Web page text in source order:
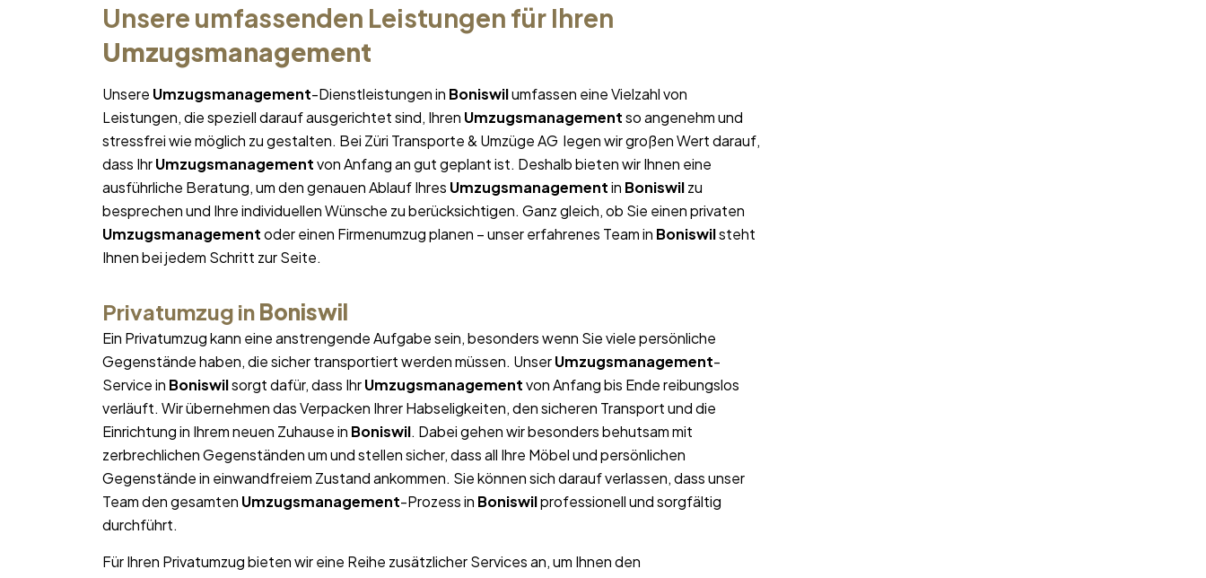
Unsere umfassenden Leistungen für Ihren
Umzugsmanagement
Unsere Umzugsmanagement-Dienstleistungen in Boniswilumfassen eine Vielzahl von
Leistungen, die speziell darauf ausgerichtet sind, Ihren Umzugsmanagementso angenehm und
stressfrei wie möglich zu gestalten. Bei Züri Transporte & Umzüge AG legen wir großen Wert darauf,
dass IhrUmzugsmanagementvon Anfang an gut geplant ist. Deshalb bieten wir Ihnen eine
ausführliche Beratung, um den genauen Ablauf Ihres Umzugsmanagementin Boniswilzu
besprechen und Ihre individuellen Wünsche zu berücksichtigen. Ganz gleich, ob Sie einen privaten
Umzugsmanagementoder einen Firmenumzug planen – unser erfahrenes Team in Boniswilsteht
Ihnen bei jedem Schritt zur Seite.
Privatumzug in Boniswil
Ein Privatumzug kann eine anstrengende Aufgabe sein, besonders wenn Sie viele persönliche
Gegenstände haben, die sicher transportiert werden müssen. UnserUmzugsmanagement-
Service in Boniswilsorgt dafür, dass IhrUmzugsmanagementvon Anfang bis Ende reibungslos
verläuft. Wir übernehmen das Verpacken Ihrer Habseligkeiten, den sicheren Transport und die
Einrichtung in Ihrem neuen Zuhause in Boniswil. Dabei gehen wir besonders behutsam mit
zerbrechlichen Gegenständen um und stellen sicher, dass all Ihre Möbel und persönlichen
Gegenstände in einwandfreiem Zustand ankommen. Sie können sich darauf verlassen, dass unser
Team den gesamten Umzugsmanagement-Prozess in Boniswilprofessionell und sorgfältig
durchführt.
Für Ihren Privatumzug bieten wir eine Reihe zusätzlicher Services an, um Ihnen den